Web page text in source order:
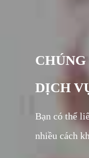
DỊCH
Bạn có thể
nhiều cách